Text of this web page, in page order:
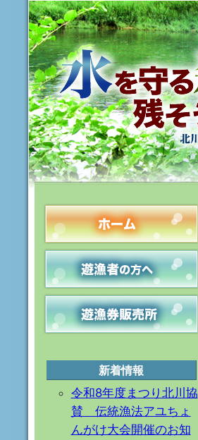
新着情報
令和8年度まつり北川協
賛 伝統漁法アユちょ
んがけ大会開催のお知